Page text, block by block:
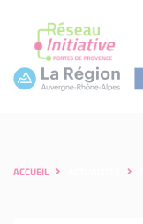
ACCUEIL